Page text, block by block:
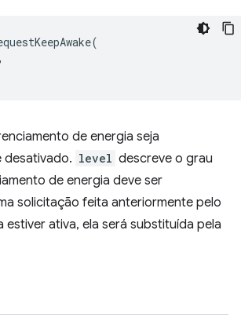
(
,
de energia seja
desativado. level descreve o grau
de energia deve ser
solicitação feita anteriormente pelo
estiver ativa, ela será substituída pela